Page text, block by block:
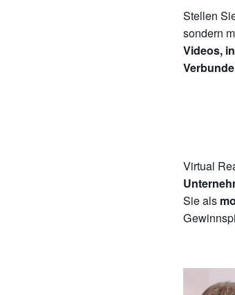
Stellen
sondern
Videos,
Virtual
Sie als